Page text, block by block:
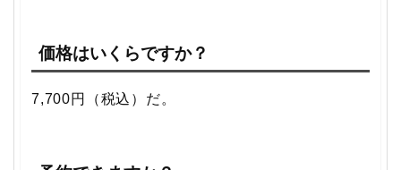
価格はいくらですか？
7,700円（税込）だ。